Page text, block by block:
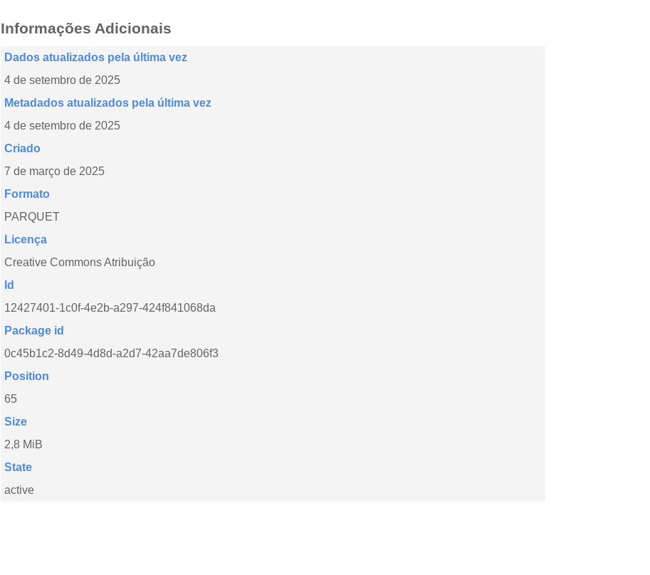
Informações Adicionais
Dados atualizados pela última vez
4 de setembro de 2025
Metadados atualizados pela última vez
4 de setembro de 2025
Criado
7 de março de 2025
Formato
PARQUET
Licença
Creative Commons Atribuição
Id
12427401-1c0f-4e2b-a297-424f841068da
Package id
0c45b1c2-8d49-4d8d-a2d7-42aa7de806f3
Position
65
Size
2,8 MiB
State
active